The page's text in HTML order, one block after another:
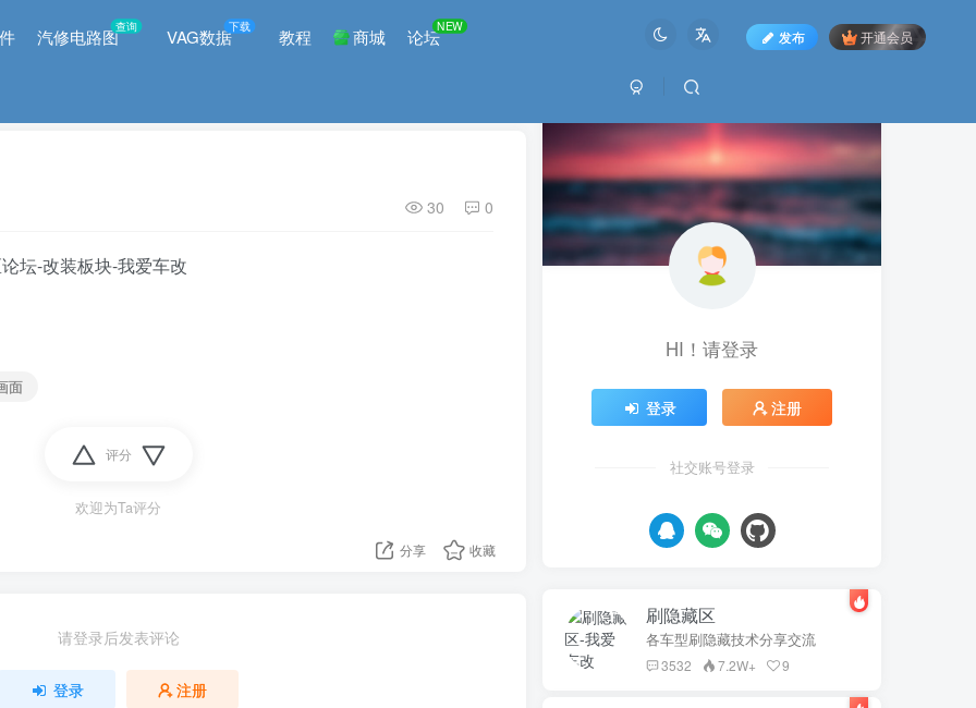
汽修电路图查询 VAG数据下载 教程 商城 论坛NEW
发布 开通会员
30 0
面
评分
欢迎为Ta评分
分享 收藏
请登录后发表评论
登录 注册
HI！请登录
登录 注册
社交账号登录
刷隐藏区
各车型刷隐藏技术分享交流
3532 7.2W+ 9